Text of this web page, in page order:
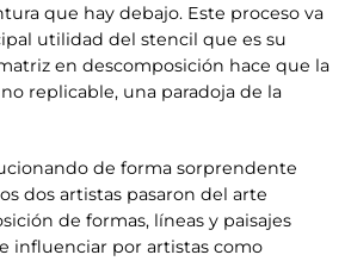
que hay debajo. Este proceso va
utilidad del stencil que es su
en descomposición hace que la
replicable, una paradoja de la
de forma sorprendente
dos artistas pasaron del arte
de formas, líneas y paisajes
influenciar por artistas como